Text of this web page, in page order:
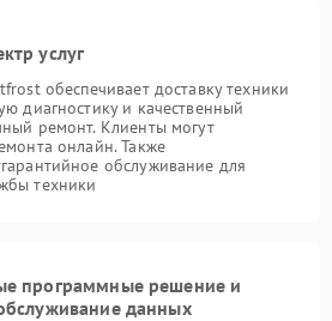
услуг
обеспечивает доставку техники
диагностику и качественный
ремонт. Клиенты могут
онлайн. Также
обслуживание для
техники
программные решение и
данных